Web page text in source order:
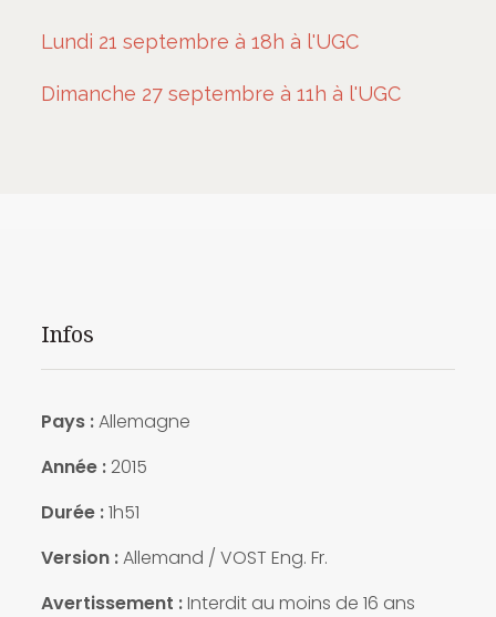
Lundi 21 septembre à 18h à l'UGC
Dimanche 27 septembre à 11h à l'UGC
Infos
Pays :Allemagne
Année :2015
Durée :1h51
Version :Allemand / VOST Eng. Fr.
Avertissement :Interdit au moins de 16 ans